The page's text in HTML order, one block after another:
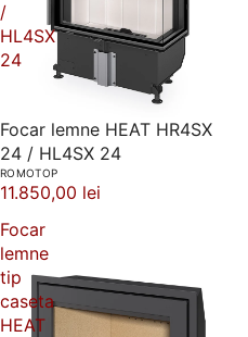
/
HL4SX
24
Focar lemne HEAT HR4SX
24 / HL4SX 24
ROMOTOP
11.850,00 lei
Focar
lemne
tip
caseta
HEAT